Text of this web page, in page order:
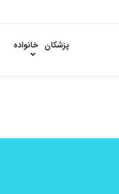
پزشکان خانواده